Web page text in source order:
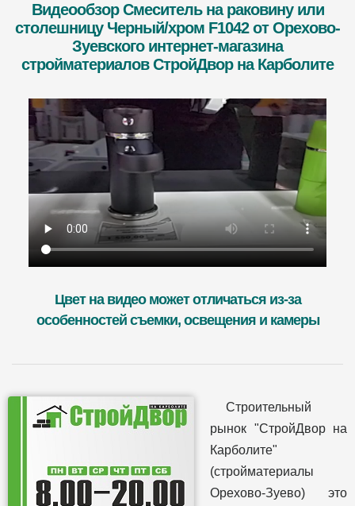
Видеообзор Смеситель на раковину или
столешницу Черный/хром F1042 от Орехово-
Зуевского интернет-магазина
стройматериалов СтройДвор на Карболите
Цвет на видео может отличаться из-за
особенностей съемки, освещения и камеры
Строительный
рынок "СтройДвор на
Карболите"
(стройматериалы
Орехово-Зуево) это